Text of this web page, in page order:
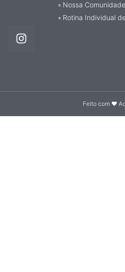
▫ Nossa Comunidade
▫ Rotina Individual
Feito com ❤